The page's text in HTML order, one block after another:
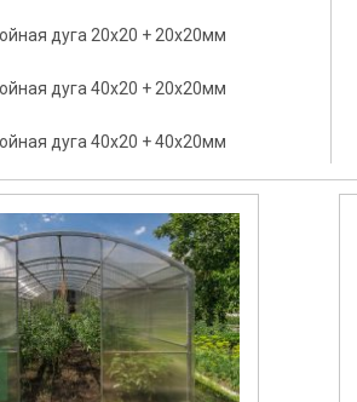
дуга 20х20 + 20х20мм
дуга 40х20 + 20х20мм
дуга 40x20 + 40х20мм